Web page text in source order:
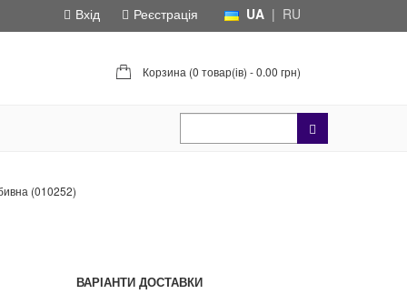
UA | RU
Вхід Реєстрація
Корзина (0 товар(ів) - 0.00 грн)
(010252)
ВАРІАНТИ ДОСТАВКИ